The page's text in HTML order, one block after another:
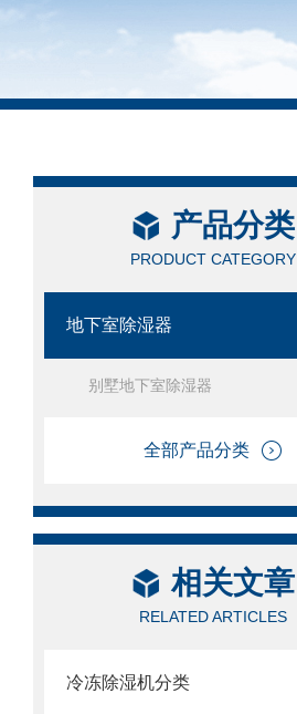
产品分类
PRODUCT CATEGORY
地下室除湿器
别墅地下室除湿器
全部产品分类
相关文章
RELATED ARTICLES
冷冻除湿机分类